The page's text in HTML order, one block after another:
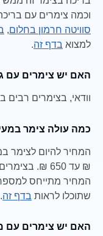
וכמה צימרים עם
סוויטה חרמון בחלום,
למצוא בדף זה.
האם יש צימרים עם
וודאי, בצימרים רבים
כמה עולה צימר
₪ עד 650 ₪.
המחיר מתייחס
שתוכלו לראות בדף זה.
האם יש צימרים עם